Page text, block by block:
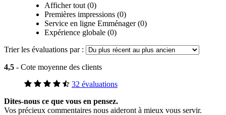
Afficher tout (0)
Premières impressions (0)
Service en ligne Emménager (0)
Expérience globale (0)
Trier les évaluations par :
4,5 - Cote moyenne des clients
32 évaluations
Dites-nous ce que vous en pensez.
Vos précieux commentaires nous aideront à mieux vous servir.